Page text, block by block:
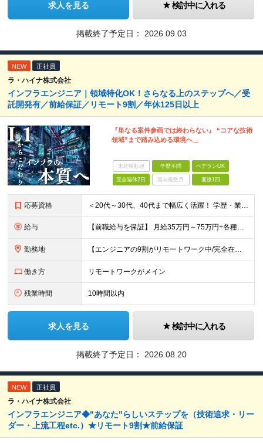
求人を見る 検討中に入れる
掲載終了予定日： 2026.09.03
NEW 正社員
ラ・ハイナ株式会社
インフラエンジニア｜領域特化OK！さらなる上のステップへ／受
託開発有／前給保証／リモート9割／年休125日以上
『単なる案件参画では終わらない』 “コアな技術
領域”まで踏み込める環境へ＿
未経験歓迎 学歴不問 ベテランOK
完全週休2日 賞与複数月 面接1回
応募資格 ＜20代～30代、40代まで幅広く活躍！ 学歴・業界・領域不問＞ インフラエンジニアとして下記いずれかの経験がある方 ■設計・構築の経験（サーバ、ネットワーク、クラウド、セキュリティ、データベース）
給与 【前職給与を保証】 月給35万円～75万円+各種手当+決算賞与 ★資格手当や資格取得報奨金、役職手当など待遇、福利厚生が充実！ ★1年で年収100万円以上アップした社員も在籍！ ※経験・スキルを考
勤務地 【エンジニアの9割がリモートワーク中/完全在宅ワークで働くメンバーも◎】 現在、エンジニアの約9割がリモートワークを実施。 そのうち約3割がフルリモートで勤務しており、地方在住のメンバーも活躍していま
働き方 リモートワークがメイン
残業時間 10時間以内
求人を見る 検討中に入れる
掲載終了予定日： 2026.08.20
NEW 正社員
ラ・ハイナ株式会社
インフラエンジニア◆"あなた"らしいステップを（技術追求・リー
ダー・上流工程etc.）★リモート9割★前給保証